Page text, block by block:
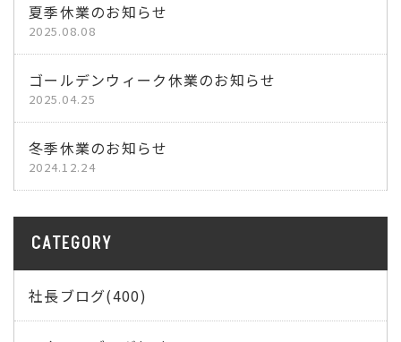
夏季休業のお知らせ
2025.08.08
ゴールデンウィーク休業のお知らせ
2025.04.25
冬季休業のお知らせ
2024.12.24
CATEGORY
社長ブログ(400)